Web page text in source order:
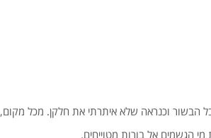
בחבל הבשור וכנראה שלא איתרתי את חלקן. מכל מקום,
הגשמים אל בורות מטוייחים.